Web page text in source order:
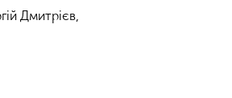
Дмитрієв,